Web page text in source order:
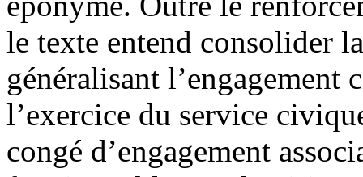
le texte entend consolider
généralisant
l’exercice du service
congé d’engagement